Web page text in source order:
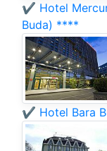
✔️ Hotel
Buda) ****
✔️ Hotel Bara